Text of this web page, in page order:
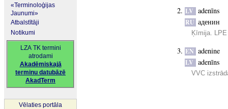
«Terminoloģijas
Jaunumi»
Atbalstītāji
Notikumi
LZA TK termini
atrodami
Akadēmiskajā
terminu datubāzē
AkadTerm
Vēlaties portāla
LV adenīns
RU аденин
Ķīmija.
EN adenine
LV adenīns
VVC